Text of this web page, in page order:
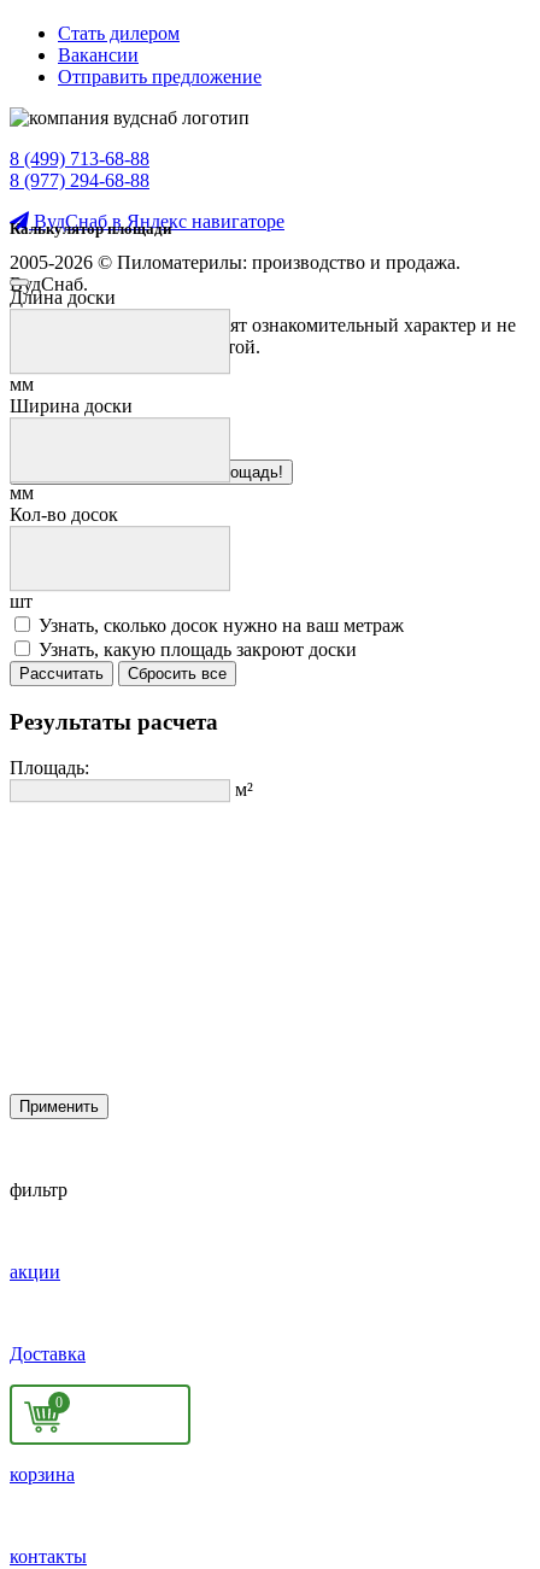
Стать дилером
Вакансии
Отправить предложение
8 (499) 713-68-88
8 (977) 294-68-88
ВудСнаб в Яндекс навигаторе
2005-2026 © Пиломатерилы: производство и продажа.
ВудСнаб.
Предложения на сайте носят ознакомительный характер и не
являются публичной офертой.
Здесь можно рассчитать площадь!
Калькулятор площади
Длина доски
мм
Ширина доски
мм
Кол-во досок
шт
Узнать, сколько досок нужно на ваш метраж
Узнать, какую площадь закроют доски
Рассчитать Сбросить все
Результаты расчета
Площадь:
м²
Применить
фильтр
акции
Доставка
0
корзина
контакты